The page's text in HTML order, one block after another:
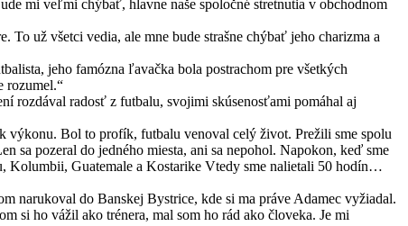
mi veľmi chýbať, hlavne naše spoločné stretnutia v obchodnom
už všetci vedia, ale mne bude strašne chýbať jeho charizma a
jeho famózna ľavačka bola postrachom pre všetkých
rozumel.“
rozdával radosť z futbalu, svojimi skúsenosťami pomáhal aj
Bol to profík, futbalu venoval celý život. Prežili sme spolu
sa pozeral do jedného miesta, ani sa nepohol. Napokon, keď sme
Kolumbii, Guatemale a Kostarike Vtedy sme nalietali 50 hodín…
narukoval do Banskej Bystrice, kde si ma práve Adamec vyžiadal.
si ho vážil ako trénera, mal som ho rád ako človeka. Je mi